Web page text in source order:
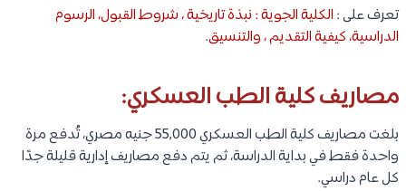
تعرف على : الكلية الجوية : نبذة تاريخية ، شروط القبول، الرسوم
الدراسية، كيفية التقديم ، والتنسيق.
مصاريف كلية الطب العسكري:
بلغت مصاريف كلية الطب العسكري 55,000 جنيه مصري، تُدفع مرة
واحدة فقط في بداية الدراسة، ثم يتم دفع مصاريف إدارية قليلة جدًا
كل عام دراسي.